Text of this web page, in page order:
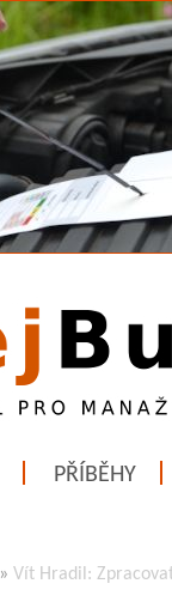
PŘÍBĚHY
» Vít Hradil: